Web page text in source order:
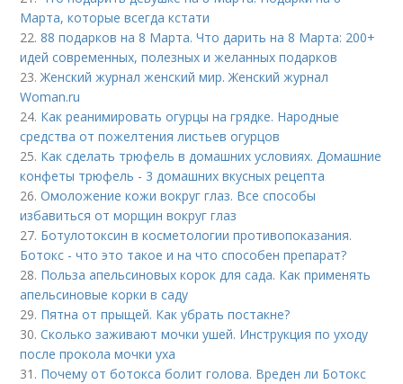
Марта, которые всегда кстати
22.88 подарков на 8 Марта. Что дарить на 8 Марта: 200+
идей современных, полезных и желанных подарков
23.Женский журнал женский мир. Женский журнал
Woman.ru
24. Как реанимировать огурцы на грядке. Народные
средства от пожелтения листьев огурцов
25. Как сделать трюфель в домашних условиях. Домашние
конфеты трюфель - 3 домашних вкусных рецепта
26.Омоложение кожи вокруг глаз. Все способы
избавиться от морщин вокруг глаз
27. Ботулотоксин в косметологии противопоказания.
Ботокс - что это такое и на что способен препарат?
28. Польза апельсиновых корок для сада. Как применять
апельсиновые корки в саду
29. Пятна от прыщей. Как убрать постакне?
30.Сколько заживают мочки ушей. Инструкция по уходу
после прокола мочки уха
31. Почему от ботокса болит голова. Вреден ли Ботокс